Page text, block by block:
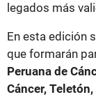
legados más
En esta edición
que formarán
Peruana de
Cáncer,